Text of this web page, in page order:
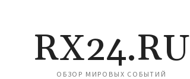
RX24.RU
ОБЗОР МИРОВЫХ СОБЫТИЙ